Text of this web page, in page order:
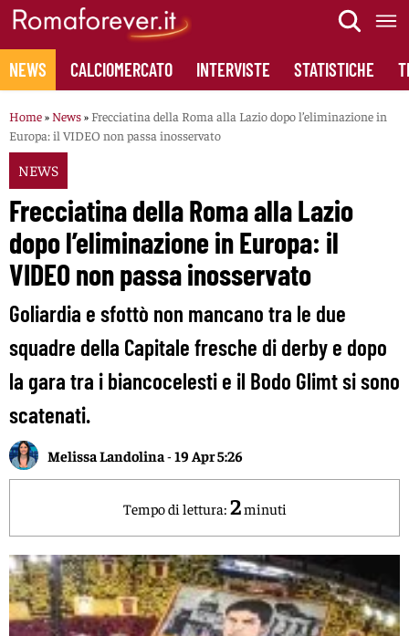
Skip
content
NEWS CALCIOMERCATO INTERVISTE STATISTICHE
Home» News» Frecciatina della Roma alla Lazio dopo l’eliminazione in
Europa: il VIDEO non passa inosservato
NEWS
Frecciatina della Roma alla Lazio
dopo l’eliminazione in Europa: il
VIDEO non passa inosservato
Goliardia e sfottò non mancano tra le due
squadre della Capitale fresche di derby e dopo
la gara tra i biancocelesti e il Bodo Glimt si sono
scatenati.
Melissa Landolina -19 Apr 5:26
Tempo di lettura: 2minuti